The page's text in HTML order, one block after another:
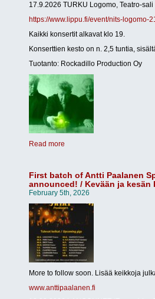
17.9.2026 TURKU Logomo, Teatro-sali
https://www.lippu.fi/event/nits-logomo-
Kaikki konsertit alkavat klo 19.
Konserttien kesto on n. 2,5 tuntia,
Tuotanto: Rockadillo Production Oy
Read more
First batch of Antti Paalanen
announced! / Kevään ja
February 5th, 2026
More to follow soon. Lisää keikkoja
www.anttipaalanen.fi